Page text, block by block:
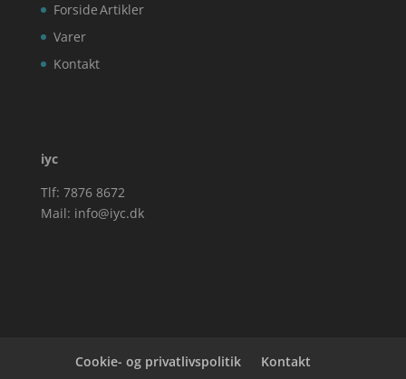
Forside
Varer
Kontakt
Artikler
iyc
Tlf: 7876 8672
Mail: info@iyc.dk
Cookie- og privatlivspolitik Kontakt